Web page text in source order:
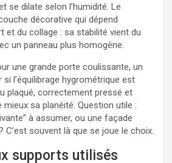
se dilate selon l’humidité. Le
décorative qui dépend
et du collage : sa stabilité vient du
un panneau plus homogène.
une grande porte coulissante, un
l’équilibrage hygrométrique est
plaqué, correctement pressé et
sa planéité. Question utile :
à assumer, ou une façade
souvent là que se joue le choix.
supports utilisés